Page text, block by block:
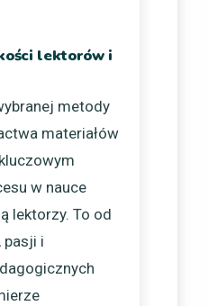
lektorów i
metody
materiałów
w nauce
lektorzy. To od
pasji i